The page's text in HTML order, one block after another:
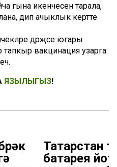
гына икенчесенә тарала,
дип ачыклык кертте
дәрәҗәсе югары
тапкыр вакцинация узарга
ЯЗЫЛЫГЫЗ!
Татарстан
батарея